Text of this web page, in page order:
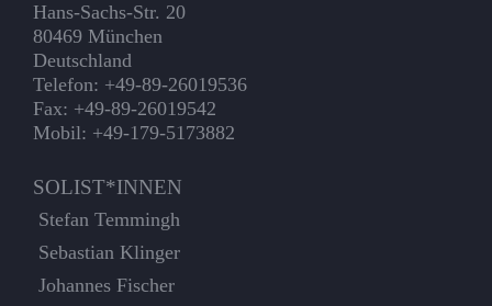
Hans-Sachs-Str. 20
80469 München
Deutschland
Telefon: +49-89-26019536
Fax: +49-89-26019542
Mobil: +49-179-5173882
SOLIST*INNEN
Stefan Temmingh
Sebastian Klinger
Johannes Fischer